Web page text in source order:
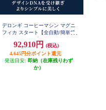
デロンギ コーヒーマシン マグニ
フィカ スタート【全自動/簡単操
92,910円
(税込)
4,645円分ポイント還元
発送目安: 即納（在庫残りわず
か）